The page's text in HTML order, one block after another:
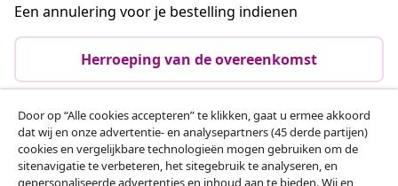
Een annulering voor je bestelling indienen
Herroeping van de overeenkomst
Klantenservice
Door op “Alle cookies accepteren” te klikken, gaat u ermee akkoord
dat wij en onze advertentie- en analysepartners (45 derde partijen)
cookies en vergelijkbare technologieën mogen gebruiken om de
sitenavigatie te verbeteren, het sitegebruik te analyseren, en
gepersonaliseerde advertenties en inhoud aan te bieden. Wij en